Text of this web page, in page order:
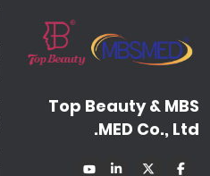
Top Beauty & MBS
MED Co., Ltd.